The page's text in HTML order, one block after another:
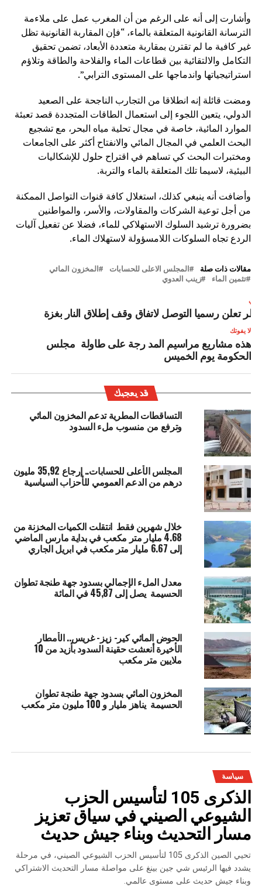
وأشارت إلى أنه على الرغم من أن المغرب عمل على ملاءمة
الترسانة القانونية المتعلقة بالماء، “فإن المقاربة القانونية تظل
غير كافية ما لم تقترن بمقاربة متعددة الأبعاد، تضمن تحقيق
التكامل والالتقائية بين قطاعات الماء والفلاحة والطاقة وتلاؤم
استراتيجياتها واندماجها على المستوى الترابي”.
ومضت قائلة إنه انطلاقا من التجارب الناجحة على الصعيد
الدولي، يتعين اللجوء إلى استعمال الطاقات المتجددة قصد تعبئة
الموارد المائية، خاصة في مجال تحلية مياه البحر، مع تشجيع
البحث العلمي في المجال المائي والانفتاح أكثر على الجامعات
ومختبرات البحث كي تساهم في اقتراح حلول للإشكاليات
البيئية، لاسيما تلك المتعلقة بالماء والتربة.
وأضافت أنه ينبغي كذلك، استغلال كافة قنوات التواصل الممكنة
من أجل توعية الشركات والمقاولات، والأسر، والمواطنين
بضرورة ترشيد السلوك الاستهلاكي للماء، فضلا عن تفعيل آليات
الردع تجاه السلوكات اللامسؤولة لاستهلاك الماء.
مقالات ذات صلة المجلس الاعلى للحسابات
المخزون المائي
تثمين الماء
زينب العدوي
تعلن رسميا التوصل لاتفاق وقف إطلاق النار بغزة
لا يفوتك
هذه مشاريع مراسيم المد رجة على طاولة مجلس
الحكومة يوم الخميس
قد يعجبك
التساقطات المطرية تدعم المخزون المائي
وترفع من منسوب ملء السدود
المجلس الأعلى للحسابات.. إرجاع 35,92 مليون
درهم من الدعم العمومي للأحزاب السياسية
خلال شهرين فقط انتقلت الكميات المخزنة من
4.68 مليار متر مكعب في بداية مارس الماضي
إلى 6.67 مليار متر مكعب في ابريل الجاري
معدل الملء الإجمالي بسدود جهة طنجة تطوان
الحسيمة يصل إلى 45,87 في المائة
الحوض المائي كير- زيز- غريس.. الأمطار
الأخيرة أنعشت حقينة السدود بأزيد من 10
ملايين متر مكعب
المخزون المائي بسدود جهة طنجة تطوان
الحسيمة يناهز مليار و 100 مليون متر مكعب
سياسة
الذكرى 105 لتأسيس الحزب
الشيوعي الصيني في سياق تعزيز
مسار التحديث وبناء جيش حديث
تحيي الصين الذكرى 105 لتأسيس الحزب الشيوعي الصيني، في مرحلة
يشدد فيها الرئيس شي جين بينغ على مواصلة مسار التحديث الاشتراكي
وبناء جيش حديث على مستوى عالمي.